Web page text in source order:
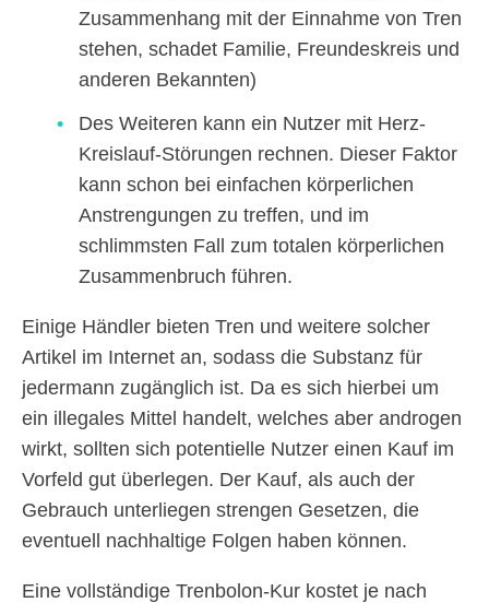
Zusammenhang mit der Einnahme von Tren
stehen, schadet Familie, Freundeskreis und
anderen Bekannten)
Des Weiteren kann ein Nutzer mit Herz-
Kreislauf-Störungen rechnen. Dieser Faktor
kann schon bei einfachen körperlichen
Anstrengungen zu treffen, und im
schlimmsten Fall zum totalen körperlichen
Zusammenbruch führen.
Einige Händler bieten Tren und weitere solcher
Artikel im Internet an, sodass die Substanz für
jedermann zugänglich ist. Da es sich hierbei um
ein illegales Mittel handelt, welches aber androgen
wirkt, sollten sich potentielle Nutzer einen Kauf im
Vorfeld gut überlegen. Der Kauf, als auch der
Gebrauch unterliegen strengen Gesetzen, die
eventuell nachhaltige Folgen haben können.
Eine vollständige Trenbolon-Kur kostet je nach